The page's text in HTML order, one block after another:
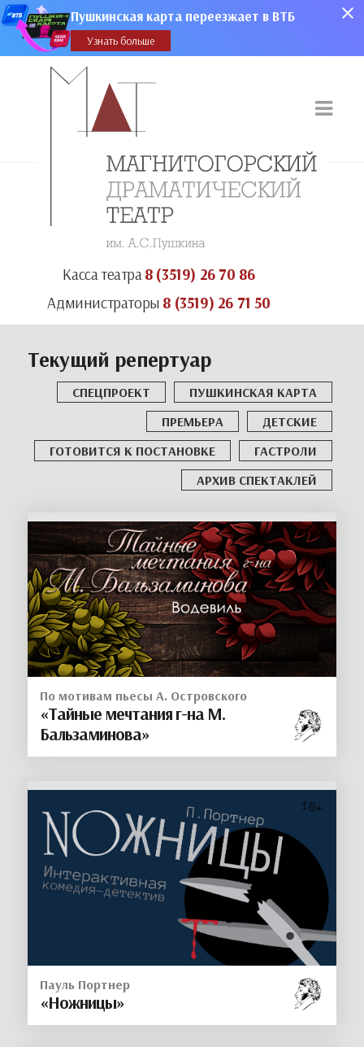
Пушкинская карта переезжает в ВТБ
Узнать больше
Касса театра8 (3519) 26 70 86
Администраторы 8 (3519) 26 71 50
Текущий репертуар
СПЕЦПРОЕКТ
ПУШКИНСКАЯ КАРТА
ПРЕМЬЕРА
ДЕТСКИЕ
ГОТОВИТСЯ К ПОСТАНОВКЕ
ГАСТРОЛИ
АРХИВ СПЕКТАКЛЕЙ
По мотивам пьесы А. Островского
«Тайные мечтания г-на М.
Бальзаминова»
Пауль Портнер
«Ножницы»